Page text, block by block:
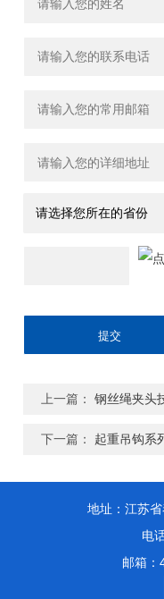
上一篇：钢丝绳夹头
下一篇： 起重吊钩系
地址：江苏
电
邮箱：